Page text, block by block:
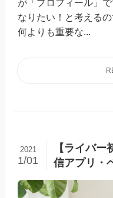
が「プロフィール」
なりたい！と考える
何よりも重要な...
【ライバ
信アプリ・
2021
1/01